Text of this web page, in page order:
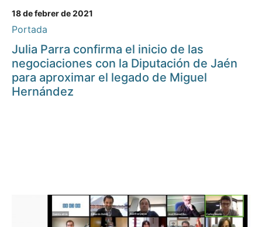
18 de febrer de 2021
Portada
Julia Parra confirma el inicio de las
negociaciones con la Diputación de Jaén
para aproximar el legado de Miguel
Hernández